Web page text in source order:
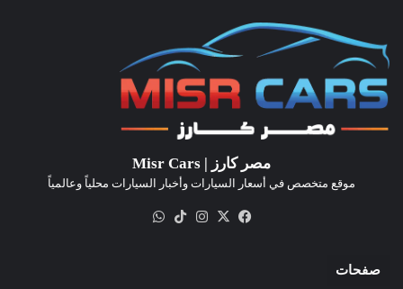
مصر كارز | Misr Cars
موقع متخصص في أسعار السيارات وأخبار السيارات محلياً وعالمياً
فيسبوك
‫X انستقرام‫TikTok
صفحات